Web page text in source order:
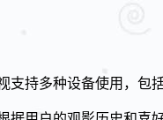
支持多种设备使用，包